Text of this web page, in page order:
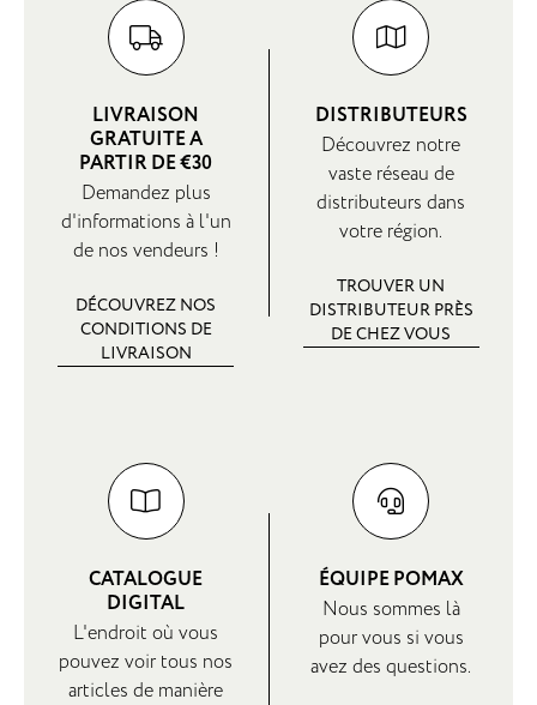
LIVRAISON
GRATUITE A
PARTIR DE €30
Demandez plus
d'informations à l'un
de nos vendeurs !
DÉCOUVREZ NOS
CONDITIONS DE
LIVRAISON
DISTRIBUTEURS
Découvrez notre
vaste réseau de
distributeurs dans
votre région.
TROUVER UN
DISTRIBUTEUR PRÈS
DE CHEZ VOUS
CATALOGUE
DIGITAL
L'endroit où vous
pouvez voir tous nos
articles de manière
ÉQUIPE POMAX
Nous sommes là
pour vous si vous
avez des questions.